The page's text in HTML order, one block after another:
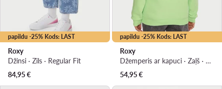
papildu -25% Kods: LAST
Roxy
Džinsi · Zils · Regular Fit
84,95€
papildu -25% Kods: LAST
Roxy
Džemperis ar kapuci · Zaļš · Regular Fit
54,95€